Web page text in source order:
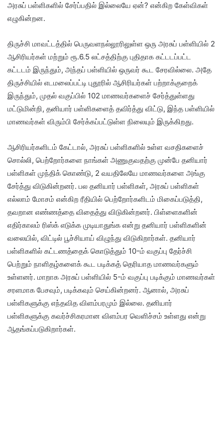
அரசுப் பள்ளிகளில் சேர்ப்பதில் இல்லையே ஏன்? என்கிற கேள்விகள்
எழுகின்றன.
திருச்சி மாவட்டத்தில் பெருவளநல்லூரிலுள்ள ஒரு அரசுப் பள்ளியில் 2
ஆசிரியர்கள் மற்றும் ரூ.6.5 லட்சத்திற்கு புதிதாக கட்டடப்பட்ட
கட்டடம் இருந்தும், அந்தப் பள்ளியில் ஒருவர் கூட சேரவில்லை. அதே
திருச்சியில் எடமலைப்பட்டி புதூரில் ஆசிரியர்கள் பற்றாக்குறைக்
இருந்தும், முதல் வகுப்பில் 102 மாணவர்களைச் சேர்த்துள்ளது
மட்டுமின்றி, தனியார் பள்ளிகளைத் தவிர்த்து விட்டு, இந்த பள்ளியில்
மாணவர்கள் விரும்பி சேர்க்கப்பட்டுள்ள நிலையும் இருக்கிறது.
ஆசிரியர்களிடம் கேட்டால், அரசுப் பள்ளிகளில் உள்ள வசதிகளைச்
சொல்லி, பெற்றோர்களை நாங்கள் அணுகுவதற்கு முன்பே தனியார்
பள்ளிகள் முந்திக் கொண்டு, 2 வயதிலேயே மாணவர்களை அங்கு
சேர்த்து விடுகின்றனர். பல தனியார் பள்ளிகள், அரசுப் பள்ளிகள்
எல்லாம் மோசம் என்கிற ரீதியில் பெற்றோர்களிடம் மிகைப்படுத்தி,
தவறான எண்ணத்தை விதைத்து விடுகின்றனர். பிள்ளைகளின்
எதிர்காலம் ரிஸ்க் எடுக்க முடியாதுங்க என்று தனியார் பள்ளிகளின்
வலையில், விட்டில் பூச்சியாய் விழுந்து விடுகிறார்கள். தனியார்
பள்ளிகளில் கட்டணத்தைக் கொடுத்தும் 10-ம் வகுப்பு தேர்ச்சி
பெற்றும் நாளிதழ்களைக் கூட படிக்கத் தெரியாத மாணவர்களும்
உள்ளனர். மாறாக அரசுப் பள்ளியில் 5-ம் வகுப்பு படிக்கும் மாணவர்கள்
சரளமாக பேசவும், படிக்கவும் செய்கின்றனர். ஆனால், அரசுப்
பள்ளிகளுக்கு எந்தவித விளம்பரமும் இல்லை. தனியார்
பள்ளிகளுக்கு கவர்ச்சிகரமான விளம்பர வெளிச்சம் உள்ளது என்று
ஆதங்கப்படுகிறார்கள்.